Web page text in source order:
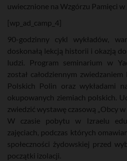
uwiecznione na Wzgórzu Pamięci
[wp_ad_camp_4]
90-godzinny cykl wykładów,
doskonałą lekcją historii i okazją
ludzi. Program seminarium w
został całodziennym
Polskich Polin oraz wykładami
okupowanych ziemiach polskich.
zwiedzić wystawę czasową „Obcy w
W czasie pobytu w Izraelu
zajęciach, podczas których
społeczności żydowskiej przed
początki izolacji.